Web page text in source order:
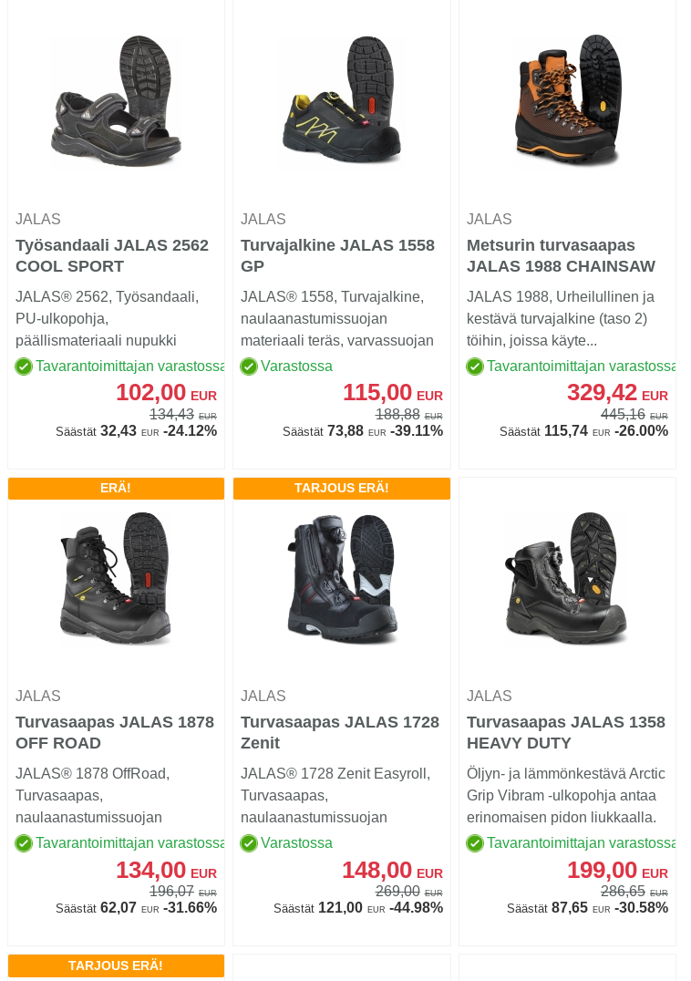
JALAS
Työsandaali JALAS 2562
COOL SPORT
JALAS® 2562, Työsandaali,
PU-ulkopohja,
päällismateriaali nupukki
Toimitetaan ti...
Tavarantoimittajan varastossa
102,00 EUR
134,43 EUR
Säästät 32,43 EUR -24.12%
JALAS
Turvajalkine JALAS 1558
GP
JALAS® 1558, Turvajalkine,
naulaanastumissuojan
materiaali teräs, varvassuojan
materiaali ...
Varastossa
115,00 EUR
188,88 EUR
Säästät73,88 EUR -39.11%
JALAS
Metsurin turvasaapas
JALAS 1988 CHAINSAW
GTX
JALAS 1988, Urheilullinen ja
kestävä turvajalkine (taso 2)
töihin, joissa käyte...
Tavarantoimittajan varastossa
329,42 EUR
445,16 EUR
Säästät 115,74 EUR -26.00%
ERÄ!
JALAS
Turvasaapas JALAS 1878
OFF ROAD
JALAS® 1878 OffRoad,
Turvasaapas,
naulaanastumissuojan
materiaali teräs, varvassuojan
Tavarantoimittajan varastossa
134,00 EUR
196,07 EUR
Säästät 62,07 EUR -31.66%
TARJOUS ERÄ!
JALAS
Turvasaapas JALAS 1728
Zenit
JALAS® 1728 Zenit Easyroll,
Turvasaapas,
naulaanastumissuojan
materiaali plasmakäsitelty k...
Varastossa
148,00 EUR
269,00 EUR
Säästät121,00 EUR -44.98%
JALAS
Turvasaapas JALAS 1358
HEAVY DUTY
Öljyn- ja lämmönkestävä Arctic
Grip Vibram -ulkopohja antaa
erinomaisen pidon liukkaalla.
Tavarantoimittajan varastossa
199,00 EUR
286,65 EUR
Säästät 87,65 EUR -30.58%
TARJOUS ERÄ!